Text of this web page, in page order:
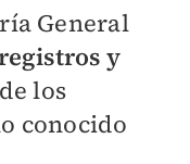
General
y
de los
conocido